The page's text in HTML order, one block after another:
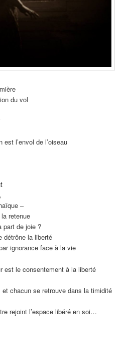
du vol
l’envol de l’oiseau
–
retenue
part de joie ?
détrône la liberté
ignorance face à la vie
est le consentement à la liberté
et chacun se retrouve dans la timidité
rejoint l’espace libéré en soi…